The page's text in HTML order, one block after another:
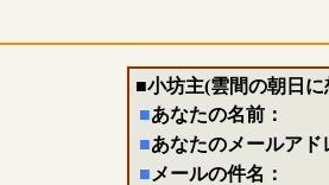
■小坊主(雲間の朝日に
■あなたの名前：
■あなたのメールアド
■ メールの件名：